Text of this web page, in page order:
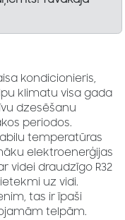
kondicionieris,
klimatu visa gada
dzesēšanu
periodos.
temperatūras
elektroenerģijas
videi draudzīgo R32
uz vidi.
tas ir īpaši
telpām.